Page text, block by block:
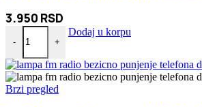
3.950 RSD
-
1080P WIFI Kamera Skrivena U Satu količina
+
Dodaj u korpu
Brzi pregled